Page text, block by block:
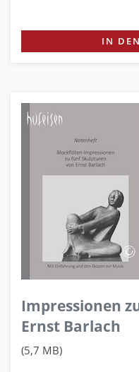
IN
Impressionen
Ernst Barlach
(5,7 MB)